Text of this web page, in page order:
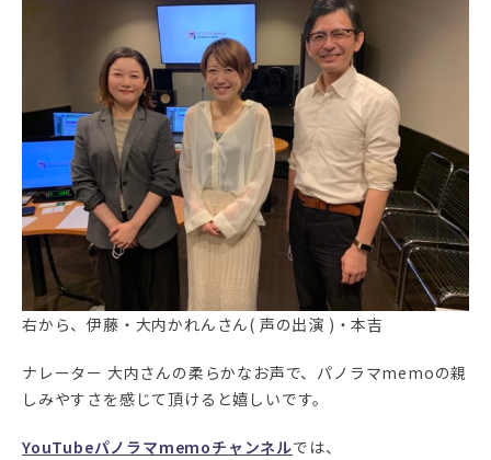
右から、伊藤・大内かれんさん( 声の出演 )・本吉
ナレーター 大内さんの柔らかなお声で、パノラマmemoの親
しみやすさを感じて頂けると嬉しいです。
YouTubeパノラマmemoチャンネルでは、